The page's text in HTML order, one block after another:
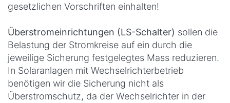
gesetzlichen Vorschriften einhalten!
Überstromeinrichtungen (LS-Schalter) sollen die
Belastung der Stromkreise auf ein durch die
jeweilige Sicherung festgelegtes Mass reduzieren.
In Solaranlagen mit Wechselrichterbetrieb
benötigen wir die Sicherung nicht als
Überstromschutz, da der Wechselrichter in der